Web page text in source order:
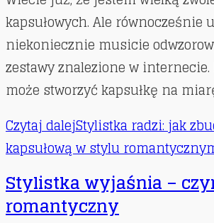
kapsułowych. Ale równocześnie
niekoniecznie musicie
zestawy znalezione w internecie.
może stworzyć kapsułkę na
Czytaj dalejStylistka radzi: jak
kapsułową w stylu
Stylistka wyjaśnia –
romantyczny